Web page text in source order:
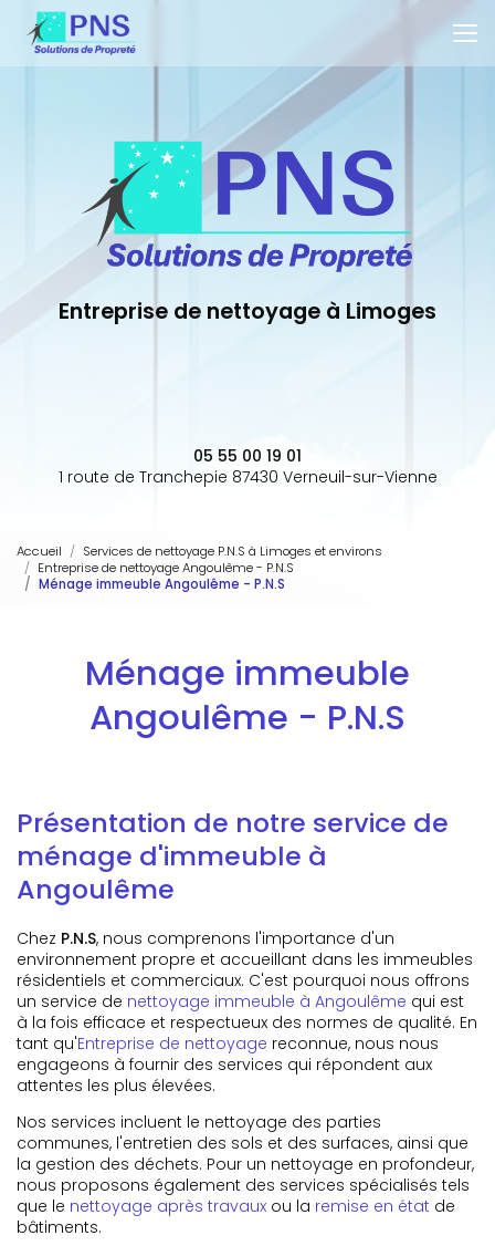
contenu
principal
Entreprise de nettoyage à Limoges
05 55 00 19 01
1 route de Tranchepie 87430 Verneuil-sur-Vienne
Accueil
Services de nettoyage P.N.S à Limoges et environs
Entreprise de nettoyage Angoulême - P.N.S
Ménage immeuble Angoulême - P.N.S
Ménage immeuble
Angoulême - P.N.S
Présentation de notre service de
ménage d'immeuble à
Angoulême
Chez P.N.S, nous comprenons l'importance d'un
environnement propre et accueillant dans les immeubles
résidentiels et commerciaux. C'est pourquoi nous offrons
un service de nettoyage immeuble à Angoulême qui est
à la fois efficace et respectueux des normes de qualité. En
tant qu'Entreprise de nettoyage reconnue, nous nous
engageons à fournir des services qui répondent aux
attentes les plus élevées.
Nos services incluent le nettoyage des parties
communes, l'entretien des sols et des surfaces, ainsi que
la gestion des déchets. Pour un nettoyage en profondeur,
nous proposons également des services spécialisés tels
que le nettoyage après travaux ou la remise en état de
bâtiments.